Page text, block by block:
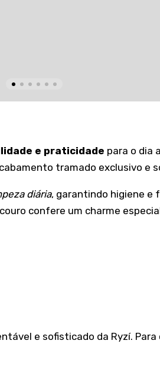
e praticidade para o dia
tramado exclusivo e
diária, garantindo higiene e
confere um charme
e sofisticado da Ryzí.